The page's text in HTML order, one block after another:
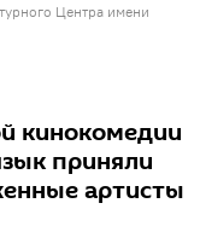
Центра имени
кинокомедии
приняли
артисты